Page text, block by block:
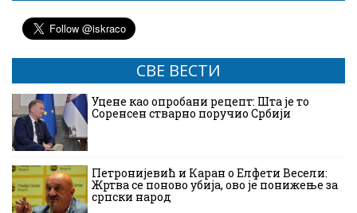
СВЕ ВЕСТИ
Уцене као опробани рецепт: Шта је то
Соренсен стварно поручио Србији
Петронијевић и Каран о Елфети Весели:
Жртва се поново убија, ово је понижење за
српски народ